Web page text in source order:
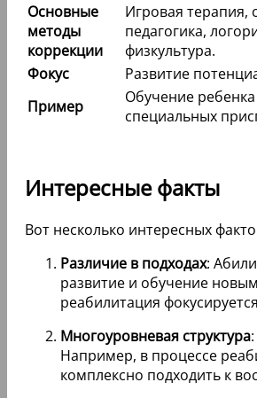
Основные
методы
коррекции
Игровая терапия,
педагогика,
физкультура.
Фокус
Развитие
Пример
Обучение
специальных
Интересные факты
Вот несколько интересных
Различие в подходах:
развитие и обучение
реабилитация
Многоуровневая структура
Например, в процессе
комплексно подходить к